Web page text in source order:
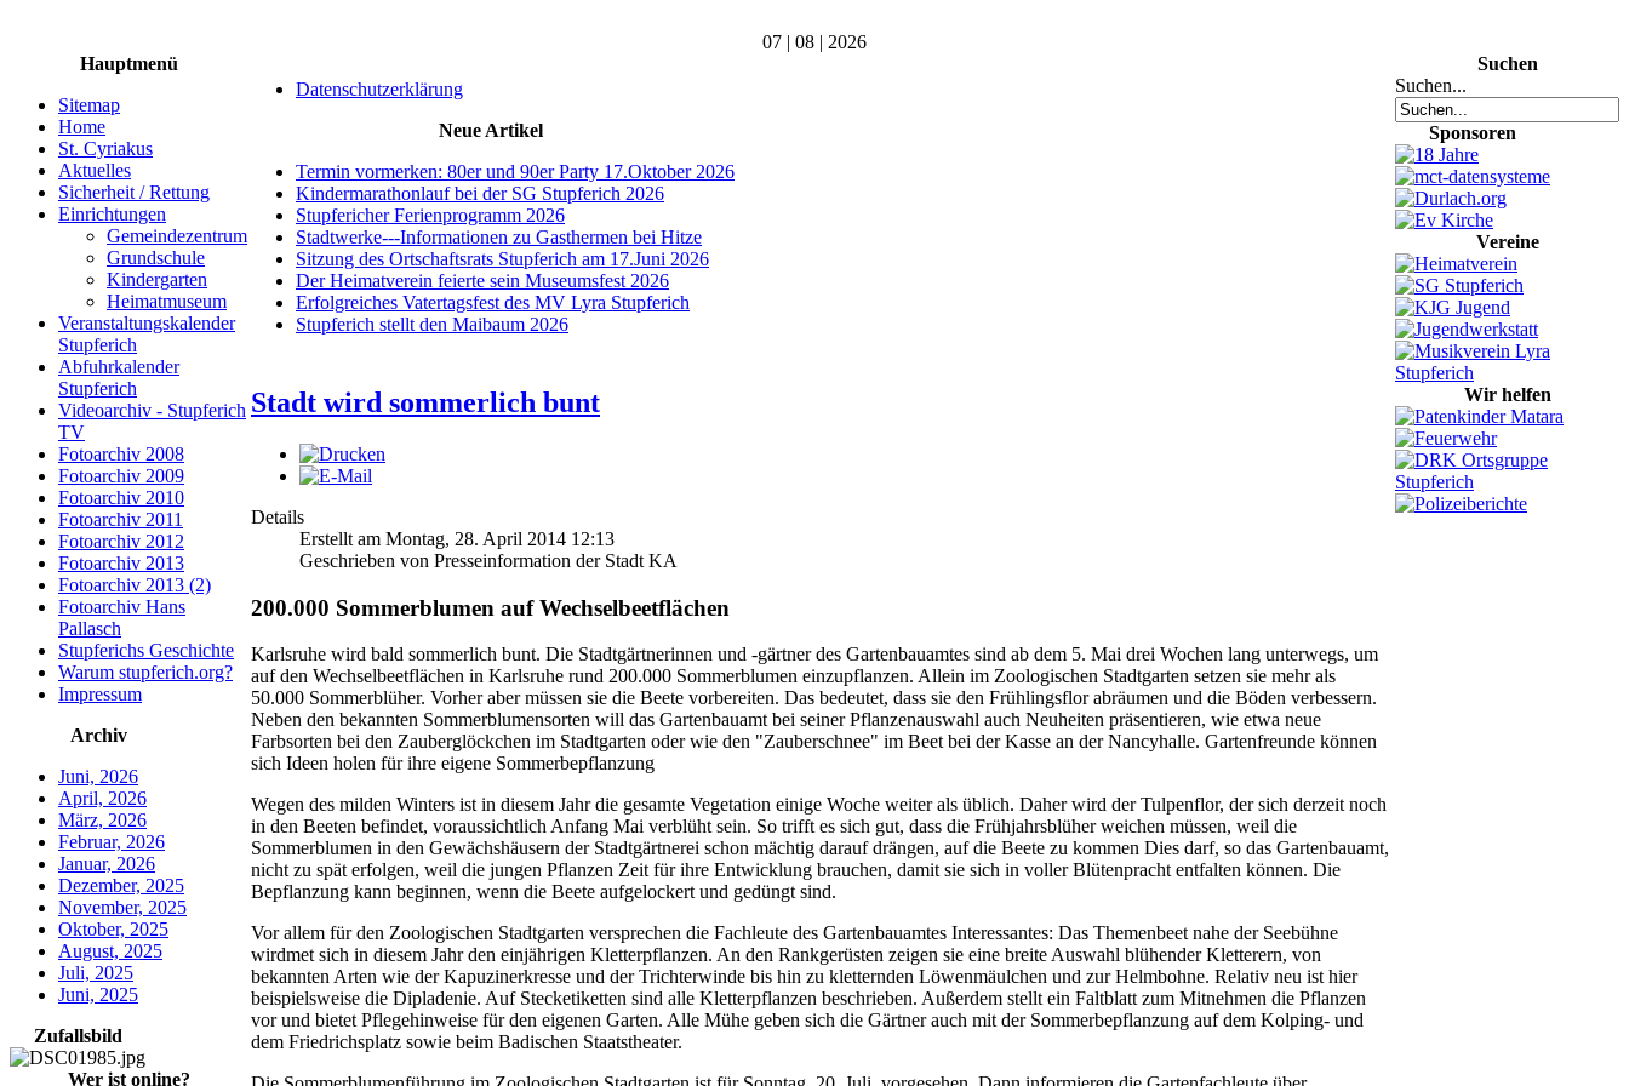
07 | 08 | 2026
Hauptmenü
Sitemap
Home
St. Cyriakus
Aktuelles
Sicherheit / Rettung
Einrichtungen
Gemeindezentrum
Grundschule
Kindergarten
Heimatmuseum
Veranstaltungskalender
Stupferich
Abfuhrkalender
Stupferich
Videoarchiv - Stupferich
TV
Fotoarchiv 2008
Fotoarchiv 2009
Fotoarchiv 2010
Fotoarchiv 2011
Fotoarchiv 2012
Fotoarchiv 2013
Fotoarchiv 2013 (2)
Fotoarchiv Hans
Pallasch
Stupferichs Geschichte
Warum stupferich.org?
Impressum
Archiv
Juni, 2026
April, 2026
März, 2026
Februar, 2026
Januar, 2026
Dezember, 2025
November, 2025
Oktober, 2025
August, 2025
Juli, 2025
Juni, 2025
Zufallsbild
Wer ist online?
Datenschutzerklärung
Neue Artikel
Termin vormerken: 80er und 90er Party 17.Oktober 2026
Kindermarathonlauf bei der SG Stupferich 2026
Stupfericher Ferienprogramm 2026
Stadtwerke---Informationen zu Gasthermen bei Hitze
Sitzung des Ortschaftsrats Stupferich am 17.Juni 2026
Der Heimatverein feierte sein Museumsfest 2026
Erfolgreiches Vatertagsfest des MV Lyra Stupferich
Stupferich stellt den Maibaum 2026
Stadt wird sommerlich bunt
Details
Erstellt am Montag, 28. April 2014 12:13
Geschrieben von Presseinformation der Stadt KA
200.000 Sommerblumen auf Wechselbeetflächen
Karlsruhe wird bald sommerlich bunt. Die Stadtgärtnerinnen und -gärtner des Gartenbauamtes sind ab dem 5. Mai drei Wochen lang unterwegs, um
auf den Wechselbeetflächen in Karlsruhe rund 200.000 Sommerblumen einzupflanzen. Allein im Zoologischen Stadtgarten setzen sie mehr als
50.000 Sommerblüher. Vorher aber müssen sie die Beete vorbereiten. Das bedeutet, dass sie den Frühlingsflor abräumen und die Böden verbessern.
Neben den bekannten Sommerblumensorten will das Gartenbauamt bei seiner Pflanzenauswahl auch Neuheiten präsentieren, wie etwa neue
Farbsorten bei den Zauberglöckchen im Stadtgarten oder wie den "Zauberschnee" im Beet bei der Kasse an der Nancyhalle. Gartenfreunde können
sich Ideen holen für ihre eigene Sommerbepflanzung
Wegen des milden Winters ist in diesem Jahr die gesamte Vegetation einige Woche weiter als üblich. Daher wird der Tulpenflor, der sich derzeit noch
in den Beeten befindet, voraussichtlich Anfang Mai verblüht sein. So trifft es sich gut, dass die Frühjahrsblüher weichen müssen, weil die
Sommerblumen in den Gewächshäusern der Stadtgärtnerei schon mächtig darauf drängen, auf die Beete zu kommen Dies darf, so das Gartenbauamt,
nicht zu spät erfolgen, weil die jungen Pflanzen Zeit für ihre Entwicklung brauchen, damit sie sich in voller Blütenpracht entfalten können. Die
Bepflanzung kann beginnen, wenn die Beete aufgelockert und gedüngt sind.
Vor allem für den Zoologischen Stadtgarten versprechen die Fachleute des Gartenbauamtes Interessantes: Das Themenbeet nahe der Seebühne
wirdmet sich in diesem Jahr den einjährigen Kletterpflanzen. An den Rankgerüsten zeigen sie eine breite Auswahl blühender Kletterern, von
bekannten Arten wie der Kapuzinerkresse und der Trichterwinde bis hin zu kletternden Löwenmäulchen und zur Helmbohne. Relativ neu ist hier
beispielsweise die Dipladenie. Auf Stecketiketten sind alle Kletterpflanzen beschrieben. Außerdem stellt ein Faltblatt zum Mitnehmen die Pflanzen
vor und bietet Pflegehinweise für den eigenen Garten. Alle Mühe geben sich die Gärtner auch mit der Sommerbepflanzung auf dem Kolping- und
dem Friedrichsplatz sowie beim Badischen Staatstheater.
Suchen
Suchen...
Sponsoren
Vereine
Wir helfen